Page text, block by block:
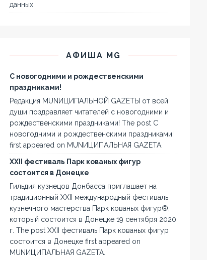
данных
АФИША MG
С новогодними и рождественскими
праздниками!
Редакция MUNИЦИПАЛЬНОЙ GAZЕТЫ от всей
души поздравляет читателей с новогодними и
рождественскими праздниками! The post С
новогодними и рождественскими праздниками!
first appeared on MUNИЦИПАЛЬНАЯ GAZЕТА.
XXII фестиваль Парк кованых фигур
состоится в Донецке
Гильдия кузнецов Донбасса приглашает на
традиционный XXII международный фестиваль
кузнечного мастерства Парк кованых фигур®,
который состоится в Донецке 19 сентября 2020
г. The post XXII фестиваль Парк кованых фигур
состоится в Донецке first appeared on
MUNИЦИПАЛЬНАЯ GAZЕТА.